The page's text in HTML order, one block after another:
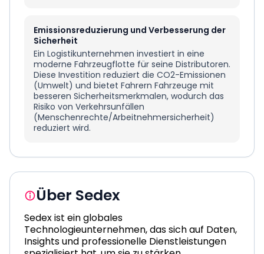
Emissionsreduzierung und Verbesserung der
Sicherheit
Ein Logistikunternehmen investiert in eine
moderne Fahrzeugflotte für seine Distributoren.
Diese Investition reduziert die CO2-Emissionen
(Umwelt) und bietet Fahrern Fahrzeuge mit
besseren Sicherheitsmerkmalen, wodurch das
Risiko von Verkehrsunfällen
(Menschenrechte/Arbeitnehmersicherheit)
reduziert wird.
Über Sedex
Sedexist ein globales
Technologieunternehmen, das sich auf Daten,
Insightsund professionelle Dienstleistungen